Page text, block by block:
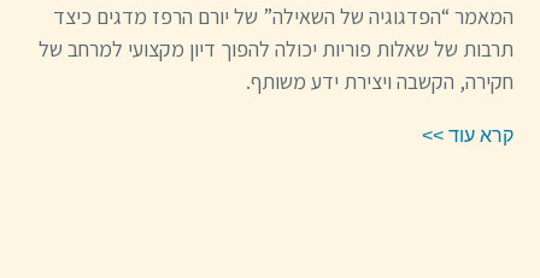
המאמר “הפדגוגיה של השאילה” של יורם הרפז מדגים כיצד
תרבות של שאלות פוריות יכולה להפוך דיון מקצועי למרחב של
חקירה, הקשבה ויצירת ידע משותף.
קרא עוד >>